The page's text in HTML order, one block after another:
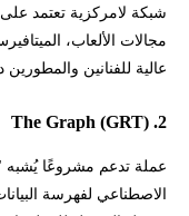
شبكة لامركزية تعتمد
مجالات الألعاب،
عالية للفنانين
2. The Graph (GRT)
عملة تدعم مشروعًا يُشبه
الاصطناعي لفهرسة